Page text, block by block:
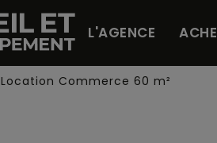
L'AGENCE
Location Commerce 60 m²